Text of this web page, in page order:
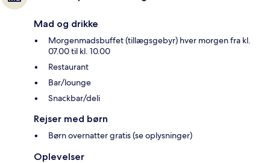
Mad og drikke
Morgenmadsbuffet (tillægsgebyr) hver morgen fra kl.
07.00 til kl. 10.00
Restaurant
Bar/lounge
Snackbar/deli
Rejser med børn
Børn overnatter gratis (se oplysninger)
Oplevelser